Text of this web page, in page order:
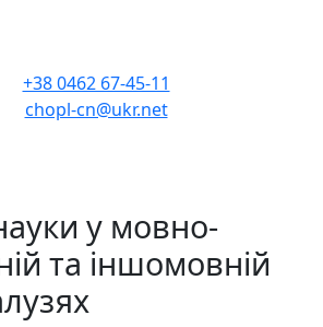
+38 0462 67-45-11
chopl-cn@ukr.net
у мовно-
та іншомовній